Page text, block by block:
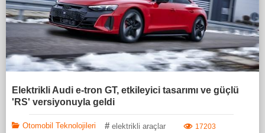
Elektrikli Audi e-tron GT, etkileyici tasarımı ve güçlü
'RS' versiyonuyla geldi
Otomobil Teknolojileri # elektrikli araçlar
17203